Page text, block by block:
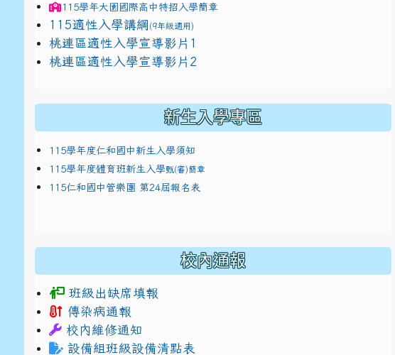
115學年大園國際高中特招入學簡章
115適性入學講綱 (9年級適用)
link to https://docs.google.com/presentation/d/
桃連區適性入學宣導影片1
link to https://docs.google.com/presentation/d/
桃連區適性入學宣導影片2 link
新生入學專區
115學年度仁和國中新生入學須知
115學年度體育班新生入學甄(審)簡章
115仁和國中管樂團 第24屆報名表
校內通報
班級出缺席填報
傳染病通報
校內維修通知
設備組班級設備清點表